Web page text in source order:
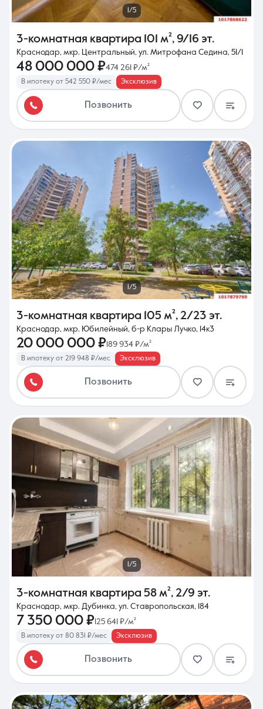
1/5
3-комнатная квартира 101 м², 9/16 эт.
Краснодар, мкр. Центральный, ул. Митрофана Седина, 51/1
48 000 000 ₽474 261 ₽/м²
В ипотеку от 542 550 ₽/мес Эксклюзив
Позвонить
1/5
3-комнатная квартира 105 м², 2/23 эт.
Краснодар, мкр. Юбилейный, б-р Клары Лучко, 14к3
20 000 000 ₽ 189 934 ₽/м²
В ипотеку от 219 948 ₽/мес Эксклюзив
Позвонить
1/5
3-комнатная квартира 58 м², 2/9 эт.
Краснодар, мкр. Дубинка, ул. Ставропольская, 184
7 350 000 ₽125 641 ₽/м²
В ипотеку от 80 831 ₽/мес Эксклюзив
Позвонить